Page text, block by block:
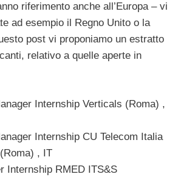
riferimento anche all’Europa – vi
ad esempio il Regno Unito o la
post vi proponiamo un estratto
relativo a quelle aperte in
Internship Verticals (Roma) ,
Internship CU Telecom Italia
, IT
Internship RMED ITS&S